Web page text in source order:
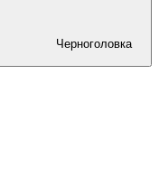
Черноголовка